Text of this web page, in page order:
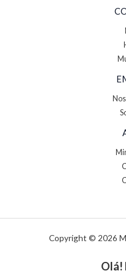
Copyright © 2026
Olá!